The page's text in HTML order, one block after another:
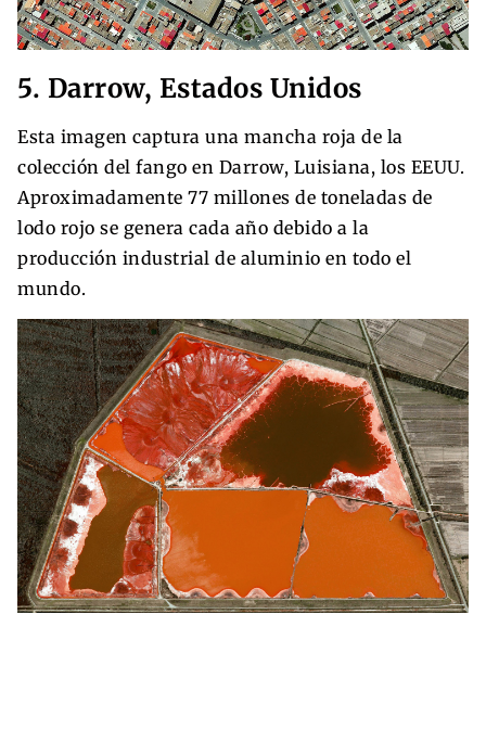
5. Darrow, Estados Unidos
Esta imagen captura una mancha roja de la
colección del fango en Darrow, Luisiana, los EEUU.
Aproximadamente 77 millones de toneladas de
lodo rojo se genera cada año debido a la
producción industrial de aluminio en todo el
mundo.